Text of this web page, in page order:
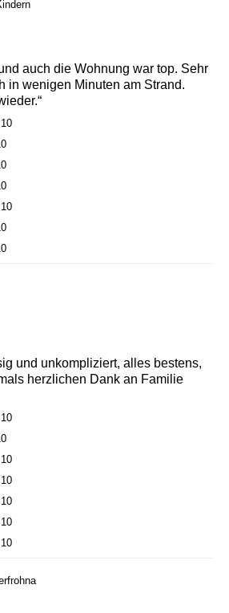
auch die Wohnung war top. Sehr
in wenigen Minuten am Strand.
und unkompliziert, alles bestens,
herzlichen Dank an Familie